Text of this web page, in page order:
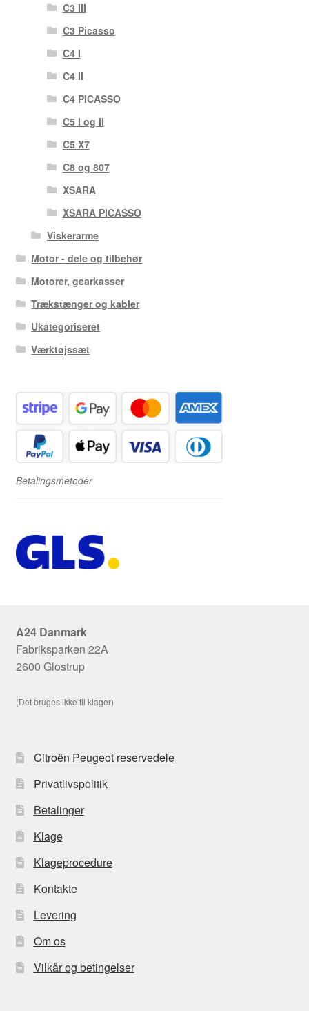
C3 III
C3 Picasso
C4 I
C4 II
C4 PICASSO
C5 I og II
C5 X7
C8 og 807
XSARA
XSARA PICASSO
Viskerarme
Motor - dele og tilbehør
Motorer, gearkasser
Trækstænger og kabler
Ukategoriseret
Værktøjssæt
Betalingsmetoder
A24 Danmark
Fabriksparken 22A
2600 Glostrup
(Det bruges ikke til klager)
Citroën Peugeot reservedele
Privatlivspolitik
Betalinger
Klage
Klageprocedure
Kontakte
Levering
Om os
Vilkår og betingelser